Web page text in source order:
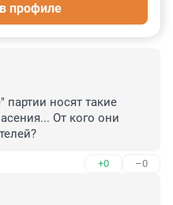
профиле
партии носят такие
От кого они
+0 –0